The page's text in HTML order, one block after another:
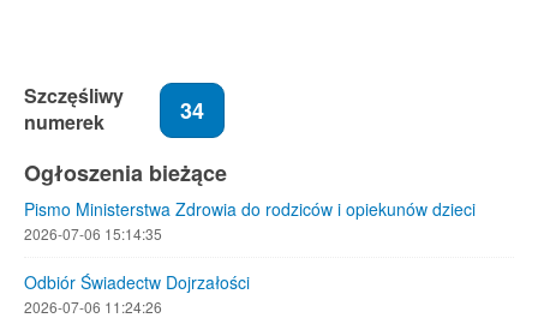
Szczęśliwy
numerek
34
Ogłoszenia bieżące
Pismo Ministerstwa Zdrowia do rodziców i opiekunów dzieci
2026-07-06 15:14:35
Odbiór Świadectw Dojrzałości
2026-07-06 11:24:26